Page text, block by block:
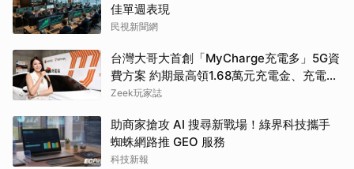
佳單週表現
民視新聞網
台灣大哥大首創「MyCharge充電多」5G資
費方案 約期最高領1.68萬元充電金、充電最
高89折
Zeek玩家誌
助商家搶攻 AI 搜尋新戰場！綠界科技攜手
蜘蛛網路推 GEO 服務
科技新報